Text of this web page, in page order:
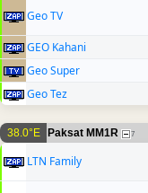
Geo TV
GEO Kahani
Geo Super
Geo Tez
38.0°E Paksat MM1R 7
LTN Family